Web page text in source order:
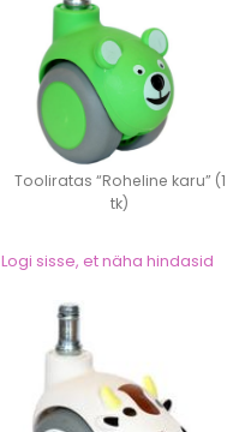
Tooliratas “Roheline karu” (1
tk)
Logi sisse, et näha hindasid